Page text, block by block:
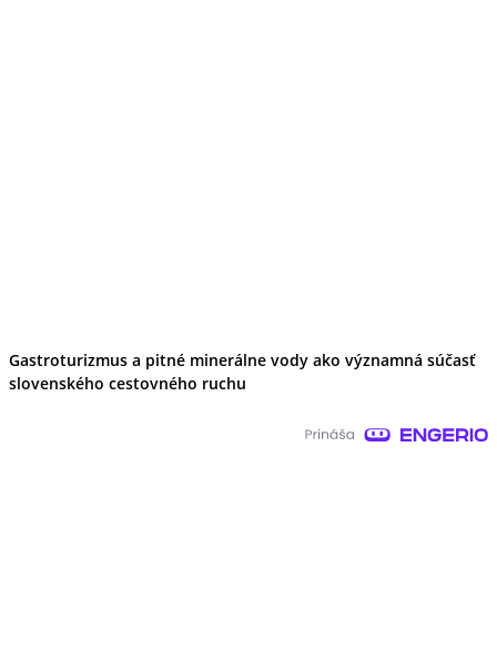
Gastroturizmus a pitné minerálne vody ako významná súčasť
slovenského cestovného ruchu